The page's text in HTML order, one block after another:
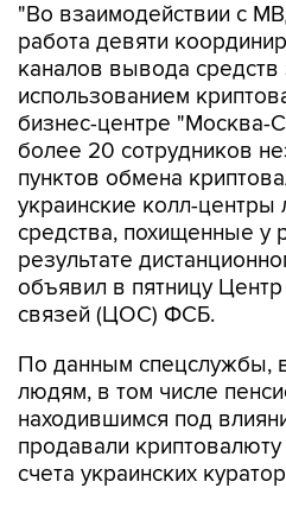
"Во взаимодействии с
работа девяти
каналов вывода
использованием
бизнес-центре "Москва-
более 20 сотрудников
пунктов обмена
украинские колл-центры
средства, похищенные у
результате
объявил в пятницу
связей (ЦОС) ФСБ.
По данным спецслужбы,
людям, в том числе
находившимся под
продавали
счета украинских